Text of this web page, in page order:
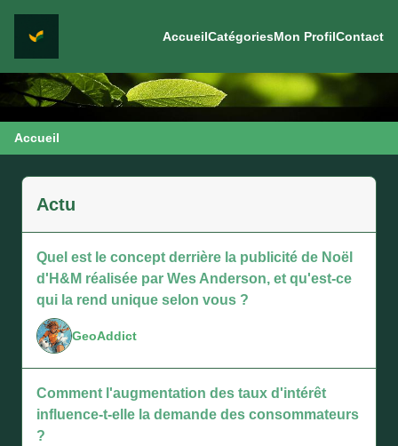
AccueilCatégoriesMon ProfilContact
Accueil
Actu
Quel est le concept derrière la publicité de Noël
d'H&M réalisée par Wes Anderson, et qu'est-ce
qui la rend unique selon vous ?
GeoAddict
Comment l'augmentation des taux d'intérêt
influence-t-elle la demande des consommateurs
?